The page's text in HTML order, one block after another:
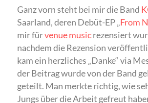
Ganz vorn steht bei mir die Band
Saarland, deren Debüt-EP „From
mir fürvenue musicrezensiert
nachdem die Rezension
kam ein herzliches „Danke“ via
der Beitrag wurde von der Band
geteilt. Man merkte richtig, wie
Jungs über die Arbeit gefreut